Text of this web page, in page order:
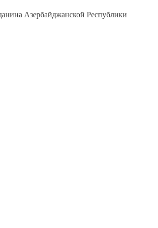
Азербайджанской Республики